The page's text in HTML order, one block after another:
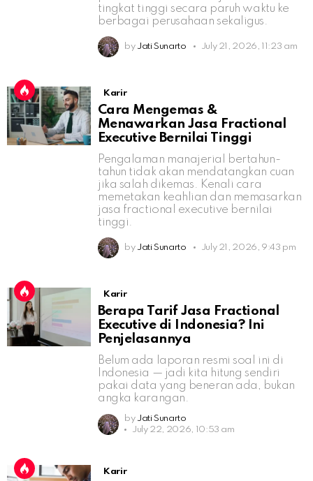
tingkat tinggi secara paruh waktu ke
berbagai perusahaan sekaligus.
by Jati Sunarto July 21, 2026, 11:23 am
Karir
Cara Mengemas &
Menawarkan Jasa Fractional
Executive Bernilai Tinggi
Pengalaman manajerial bertahun-
tahun tidak akan mendatangkan cuan
jika salah dikemas. Kenali cara
memetakan keahlian dan memasarkan
jasa fractional executive bernilai
tinggi.
by Jati Sunarto July 21, 2026, 9:43 pm
Karir
Berapa Tarif Jasa Fractional
Executive di Indonesia? Ini
Penjelasannya
Belum ada laporan resmi soal ini di
Indonesia — jadi kita hitung sendiri
pakai data yang beneran ada, bukan
angka karangan.
by Jati Sunarto
July 22, 2026, 10:53 am
Karir